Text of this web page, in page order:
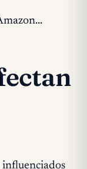
influenciados